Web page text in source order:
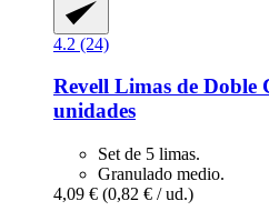
4.2 (24)
Revell Limas de Doble
unidades
Set de 5 limas.
Granulado medio.
4,09 € (0,82 € / ud.)